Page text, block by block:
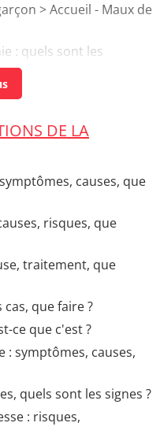
> Accueil - Maux de
: quels sont les
de femme enceinte
DE LA
causes, que
risques, que
traitement, que
que faire ?
ce que c'est ?
: symptômes, causes,
quels sont les signes ?
: risques,